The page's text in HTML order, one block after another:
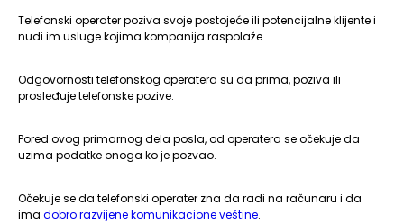
Telefonski operater poziva svoje postojeće ili potencijalne klijente i
nudi im usluge kojima kompanija raspolaže.
Odgovornosti telefonskog operatera su da prima, poziva ili
prosleđuje telefonske pozive.
Pored ovog primarnog dela posla, od operatera se očekuje da
uzima podatke onoga ko je pozvao.
Očekuje se da telefonski operater zna da radi na računaru i da
ima dobro razvijene komunikacione veštine.